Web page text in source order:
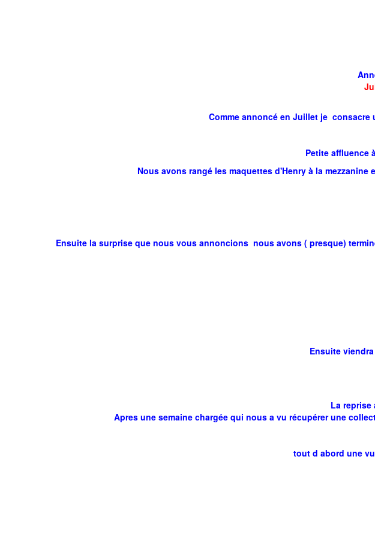
Comme annoncé en Juillet je
Petite affluence
Nous avons rangé les maquettes d'Henry à la
Ensuite la surprise que nous vous annoncions nous avons ( presque)
Ensuite
La reprise
Apres une semaine chargée qui nous a vu récupérer une
tout d abord une